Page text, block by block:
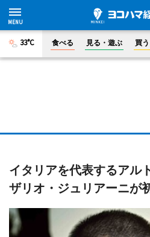
33°C 食べる 見る・遊ぶ 買う
イタリアを代表するアル
ザリオ・ジュリアーニが